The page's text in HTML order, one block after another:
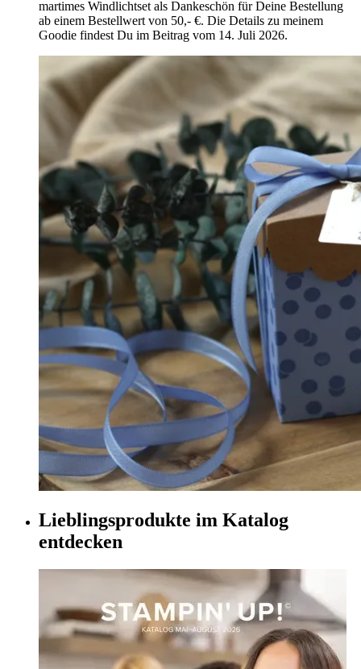
martimes Windlichtset als Dankeschön für Deine Bestellung
ab einem Bestellwert von 50,- €. Die Details zu meinem
Goodie findest Du im Beitrag vom 14. Juli 2026.
Lieblingsprodukte im Katalog
entdecken